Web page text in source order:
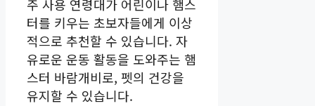
주 사용 연령대가 어린이나 햄스
터를 키우는 초보자들에게 이상
적으로 추천할 수 있습니다. 자
유로운 운동 활동을 도와주는 햄
스터 바람개비로, 펫의 건강을
유지할 수 있습니다.